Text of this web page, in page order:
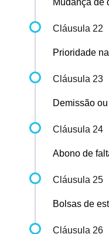
Mudança de
Cláusula 22
Prioridade
Cláusula 23
Demissão
Cláusula 24
Abono de
Cláusula 25
Bolsas de
Cláusula 26